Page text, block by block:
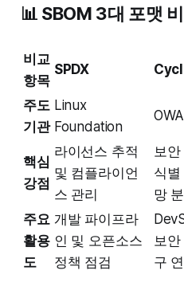
📊 SBOM 3대 포맷
비교
항목
SPDX
주도
기관
Linux
Foundation
핵심
강점
라이선스 추적
및 컴플라이언
스 관리
보
식별
망
주요
활용
도
개발 파이프라
인 및 오픈소스
정책 점검
보
구